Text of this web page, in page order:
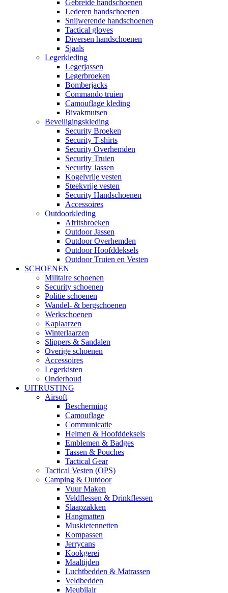
Gebreide handschoenen
Lederen handschoenen
Snijwerende handschoenen
Tactical gloves
Diversen handschoenen
Sjaals
Legerkleding
Legerjassen
Legerbroeken
Bomberjacks
Commando truien
Camouflage kleding
Bivakmutsen
Beveiligingskleding
Security Broeken
Security T-shirts
Security Overhemden
Security Truien
Security Jassen
Kogelvrije vesten
Steekvrije vesten
Security Handschoenen
Accessoires
Outdoorkleding
Afritsbroeken
Outdoor Jassen
Outdoor Overhemden
Outdoor Hoofddeksels
Outdoor Truien en Vesten
SCHOENEN
Militaire schoenen
Security schoenen
Politie schoenen
Wandel- & bergschoenen
Werkschoenen
Kaplaarzen
Winterlaarzen
Slippers & Sandalen
Overige schoenen
Accessoires
Legerkisten
Onderhoud
UITRUSTING
Airsoft
Bescherming
Camouflage
Communicatie
Helmen & Hoofddeksels
Emblemen & Badges
Tassen & Pouches
Tactical Gear
Tactical Vesten (OPS)
Camping & Outdoor
Vuur Maken
Veldflessen & Drinkflessen
Slaapzakken
Hangmatten
Muskietennetten
Kompassen
Jerrycans
Kookgerei
Maaltijden
Luchtbedden & Matrassen
Veldbedden
Meubilair